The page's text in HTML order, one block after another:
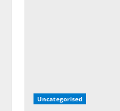
Uncategorised